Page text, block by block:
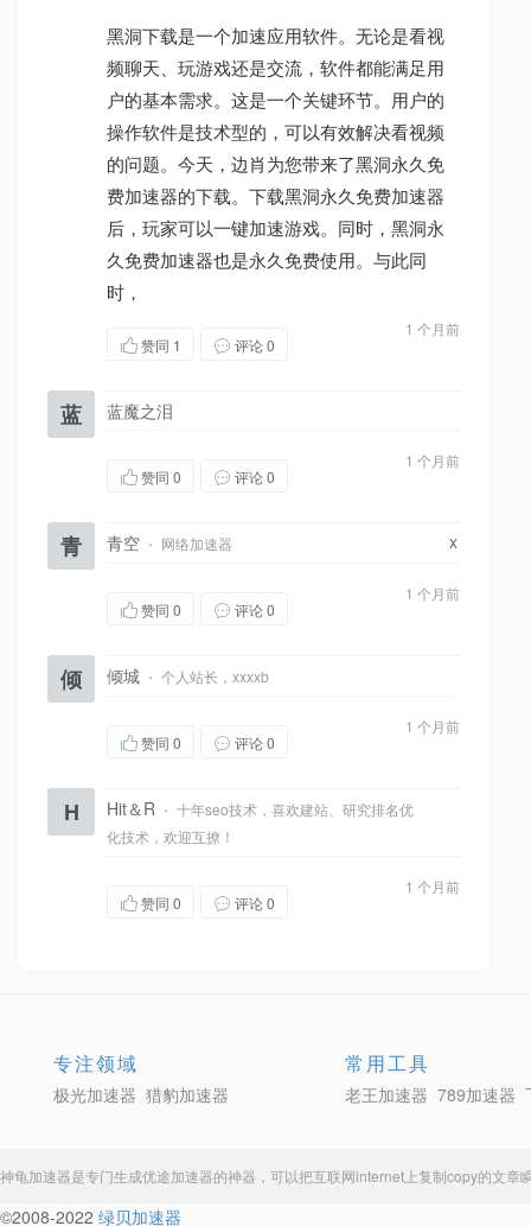
黑洞下载是一个加速应用软件。无论是看视
频聊天、玩游戏还是交流，软件都能满足用
户的基本需求。这是一个关键环节。用户的
操作软件是技术型的，可以有效解决看视频
的问题。今天，边肖为您带来了黑洞永久免
费加速器的下载。下载黑洞永久免费加速器
后，玩家可以一键加速游戏。同时，黑洞永
久免费加速器也是永久免费使用。与此同
时，
1 个月前
赞同 1 评论 0
蓝 蓝魔之泪
1 个月前
赞同 0 评论 0
青 青空 · 网络加速器 x
1 个月前
赞同 0 评论 0
倾 倾城 · 个人站长，xxxxb
1 个月前
赞同 0 评论 0
H Hit＆R · 十年seo技术，喜欢建站、研究排名优
化技术，欢迎互撩！
1 个月前
赞同 0 评论 0
专注领域
极光加速器 猎豹加速器
常用工具
老王加速器 789加速器
神龟加速器是专门生成优途加速器的神器，可以把互联网internet上复制copy的文章
©2008-2022 绿贝加速器